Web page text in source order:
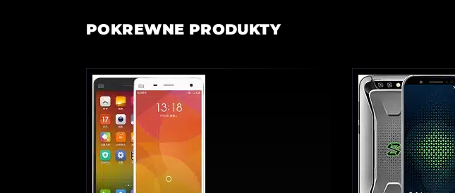
POKREWNE PRODUKTY